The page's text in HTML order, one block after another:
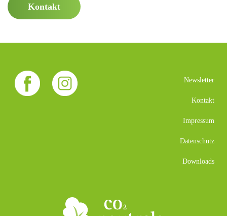
Kontakt
Newsletter
Kontakt
Impressum
Datenschutz
Downloads